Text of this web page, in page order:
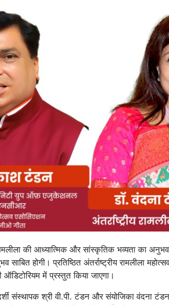
की आध्यात्मिक और सांस्कृतिक भव्यता का
होगी। प्रतिष्ठित अंतर्राष्ट्रीय रामलीला
में प्रस्तुत किया जाएगा।
संस्थापक श्री वी.पी. टंडन और संयोजिका वंदना